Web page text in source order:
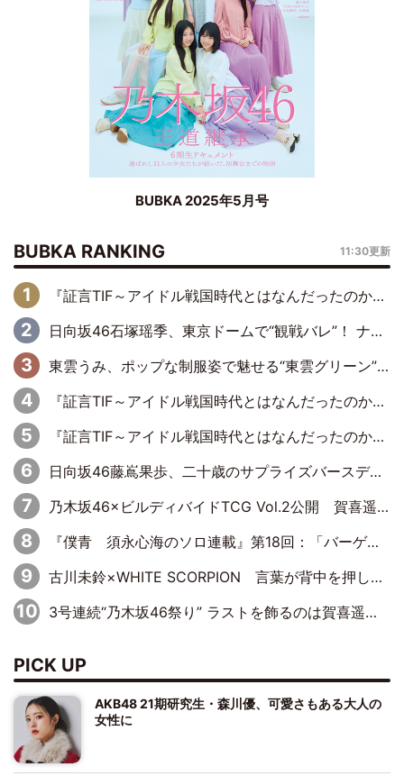
BUBKA 2025年5月号
BUBKA RANKING 11:30更新
『証言TIF～アイドル戦国時代とはなんだったのか～』第6回：でんぱ組.inc・古川未鈴×相沢梨紗「『ハロプロやりたかったな』って言ったら、夢眠ねむさんに『てめえはでんぱ組．incなんだよ！』って肩パンされて(笑)」
日向坂46石塚瑶季、東京ドームで“観戦バレ”！ ナイツ・塙も認めた「巨人に詳しすぎるアイドル」は元VENUSスクール生で杉内コーチ推し⁉
東雲うみ、ポップな制服姿で魅せる“東雲グリーン”の正体
『証言TIF～アイドル戦国時代とはなんだったのか～』第8回：Negicco・Nao☆×Megu×Kaede「東京からオファーが来たのと、梨の皮剥きとどっちが大事なんだって」
『証言TIF～アイドル戦国時代とはなんだったのか～』第10回：さくら学院・武藤彩未×飯田らうら「正直、中3で辞めるというのを信じてなくて。そう言われてはいたけど、嘘でしょって」
日向坂46藤嶌果歩、二十歳のサプライズバースデーに大喜び「頼られる先輩になれるように努力していきたい」
乃木坂46×ビルディバイドTCG Vol.2公開 賀喜遥香＆田村真佑が『京まふ』ステージに登壇
『僕青 須永心海のソロ連載』第18回：「バーゲンセールハンターみうな inしまむら」編
古川未鈴×WHITE SCORPION 言葉が背中を押した“それぞれの決意”
3号連続“乃木坂46祭り” ラストを飾るのは賀喜遥香…5年ぶりの登場に「5年分大人になった私を見ていただけたら」
PICK UP
AKB48 21期研究生・森川優、可愛さもある大人の
女性に